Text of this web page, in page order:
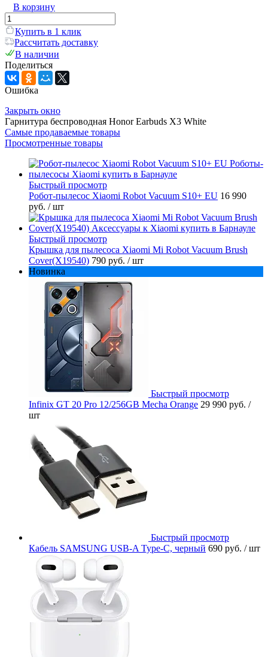
В корзину
Купить в 1 клик
Рассчитать доставку
В наличии
Поделиться
Ошибка
Закрыть окно
Гарнитура беспроводная Honor Earbuds X3 White
Самые продаваемые товары
Просмотренные товары
Быстрый просмотр
Робот-пылесос Xiaomi Robot Vacuum S10+ EU 16 990
руб. / шт
Быстрый просмотр
Крышка для пылесоса Xiaomi Mi Robot Vacuum Brush
Cover(X19540) 790 руб. / шт
Новинка
Быстрый просмотр
Infinix GT 20 Pro 12/256GB Mecha Orange 29 990 руб. /
шт
Быстрый просмотр
Кабель SAMSUNG USB-A Type-C, черный 690 руб. / шт